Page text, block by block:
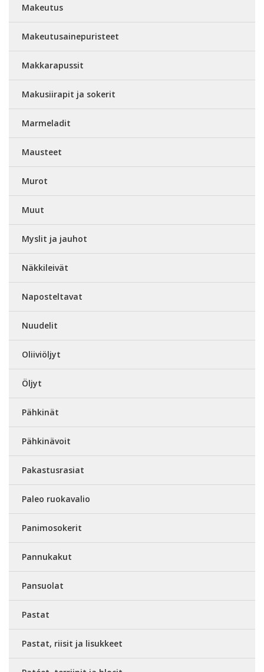
Makeutus
Makeutusainepuristeet
Makkarapussit
Makusiirapit ja sokerit
Marmeladit
Mausteet
Murot
Muut
Myslit ja jauhot
Näkkileivät
Naposteltavat
Nuudelit
Oliiviöljyt
Öljyt
Pähkinät
Pähkinävoit
Pakastusrasiat
Paleo ruokavalio
Panimosokerit
Pannukakut
Pansuolat
Pastat
Pastat, riisit ja lisukkeet